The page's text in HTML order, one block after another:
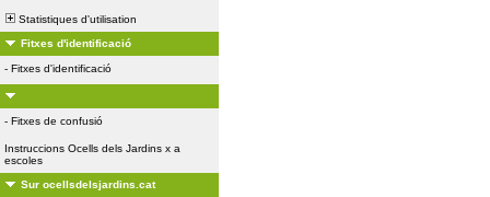
Statistiques d'utilisation
Fitxes d'identificació
- Fitxes d'identificació
- Fitxes de confusió
Instruccions Ocells dels Jardins x a
escoles
Sur ocellsdelsjardins.cat